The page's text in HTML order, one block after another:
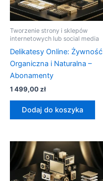
Tworzenie strony i sklepów
internetowych lub social media
Delikatesy Online: Żywność
Organiczna i Naturalna –
Abonamenty
1 499,00zł
Dodaj do koszyka